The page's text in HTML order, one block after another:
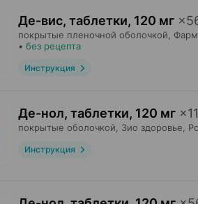
Де-вис, таблетки, 120 мг ×
покрытые пленочной оболочкой,
• без рецепта
Инструкция
Де-нол, таблетки, 120 мг ×
покрытые оболочкой, Зио здоровье ,
Инструкция